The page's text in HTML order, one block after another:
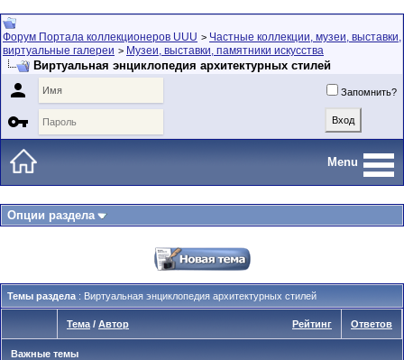
Форум Портала коллекционеров UUU > Частные коллекции, музеи, выставки,
виртуальные галереи > Музеи, выставки, памятники искусства
Виртуальная энциклопедия архитектурных стилей
 Запомнить?

Menu
Опции раздела
Темы раздела : Виртуальная энциклопедия архитектурных стилей
Рейтинг
Тема / Автор Ответов
Важные темы